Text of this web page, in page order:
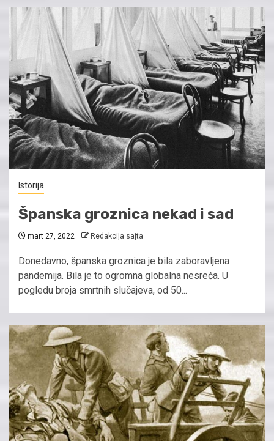
Istorija
Španska groznica nekad i sad
mart 27, 2022 Redakcija sajta
Donedavno, španska groznica je bila zaboravljena
pandemija. Bila je to ogromna globalna nesreća. U
pogledu broja smrtnih slučajeva, od 50...